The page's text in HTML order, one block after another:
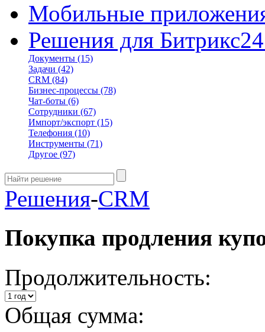
Мобильные
Решения для Битрикс24
Документы (15)
Задачи (42)
CRM (84)
Бизнес-процессы (78)
Чат-боты (6)
Сотрудники (67)
Импорт/экспорт (15)
Телефония (10)
Инструменты (71)
Другое (97)
Решения-CRM
Покупка продления
Продолжительность:
Общая сумма: